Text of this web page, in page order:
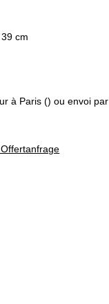
cm
à Paris () ou envoi